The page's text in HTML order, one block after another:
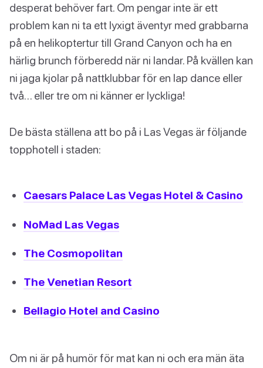
desperat behöver fart. Om pengar inte är ett
problem kan ni ta ett lyxigt äventyr med grabbarna
på en helikoptertur till Grand Canyon och ha en
härlig brunch förberedd när ni landar. På kvällen kan
ni jaga kjolar på nattklubbar för en lap dance eller
två… eller tre om ni känner er lyckliga!
De bästa ställena att bo på i Las Vegas är följande
topphotell i staden:
Caesars Palace Las Vegas Hotel & Casino
NoMad Las Vegas
The Cosmopolitan
The Venetian Resort
Bellagio Hotel and Casino
Om ni är på humör för mat kan ni och era män äta